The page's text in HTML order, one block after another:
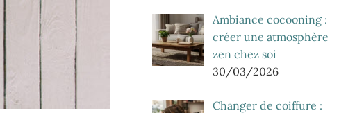
Ambiance cocooning :
créer une atmosphère
zen chez soi
30/03/2026
Changer de coiffure :